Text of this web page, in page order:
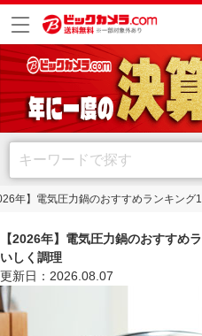
年】電気圧力鍋のおすすめランキング
【2026年】電気圧力鍋のおすすめ
いしく調理
更新日：2026.08.07